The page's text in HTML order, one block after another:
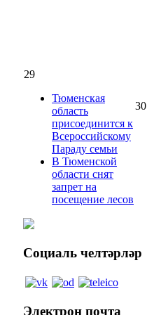
29
Тюменская
область
присоединится к
Всероссийскому
Параду семьи
В Тюменской
области снят
запрет на
посещение лесов
30
Социаль челтәрләр
Электрон почта